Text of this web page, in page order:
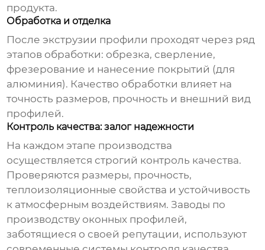
продукта.
Обработка и отделка
После экструзии профили проходят через ряд
этапов обработки: обрезка, сверление,
фрезерование и нанесение покрытий (для
алюминия). Качество обработки влияет на
точность размеров, прочность и внешний вид
профилей.
Контроль качества: залог надежности
На каждом этапе производства
осуществляется строгий контроль качества.
Проверяются размеры, прочность,
теплоизоляционные свойства и устойчивость
к атмосферным воздействиям.Заводы по
производству оконных профилей,
заботящиеся о своей репутации, используют